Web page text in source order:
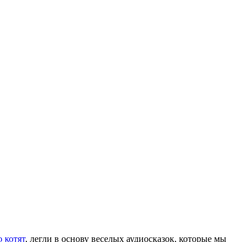
котят, легли в основу веселых аудиосказок, которые мы